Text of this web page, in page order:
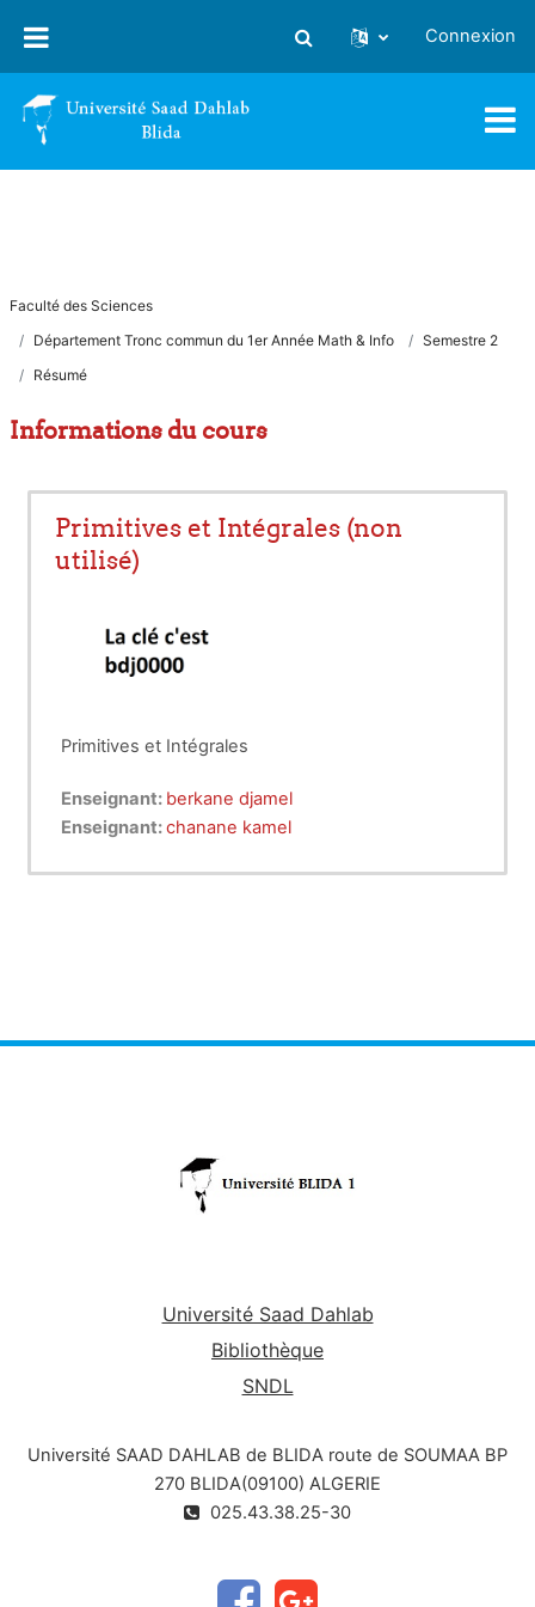
Activer/désactiver la saisie
Connexion
Faculté des Sciences
Département Tronc commun du 1er Année Math & Info
Semestre 2
Résumé
Informations du cours
Primitives et Intégrales (non
utilisé)
Primitives et Intégrales
Enseignant: berkane djamel
Enseignant:chanane kamel
Université Saad Dahlab
Bibliothèque
SNDL
Université SAAD DAHLAB de BLIDA route de SOUMAA BP
270 BLIDA(09100) ALGERIE
025.43.38.25-30